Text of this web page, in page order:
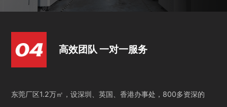
高效团队 一对一服务
东莞厂区1.2万㎡，设深圳、英国、香港办事处，800多资深的